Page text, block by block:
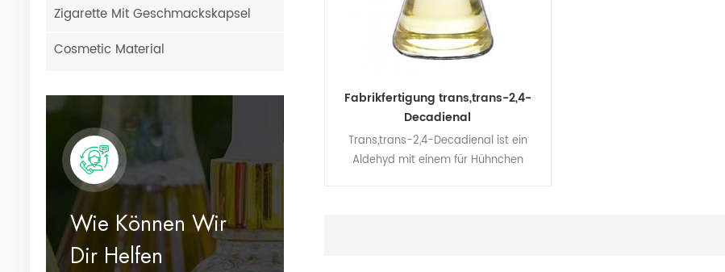
Zigarette Mit Geschmackskapsel
Cosmetic Material
Wie Können Wir
Dir Helfen
Fabrikfertigung trans,trans-2,4-
Decadienal
Trans,trans-2,4-Decadienal ist ein
Aldehyd mit einem für Hühnchen